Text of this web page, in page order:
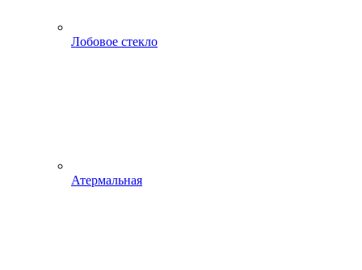
Лобовое стекло
Атермальная